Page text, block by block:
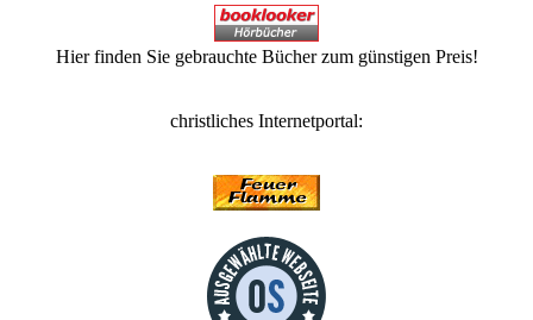
Hier finden Sie gebrauchte Bücher zum günstigen Preis!
christliches Internetportal: